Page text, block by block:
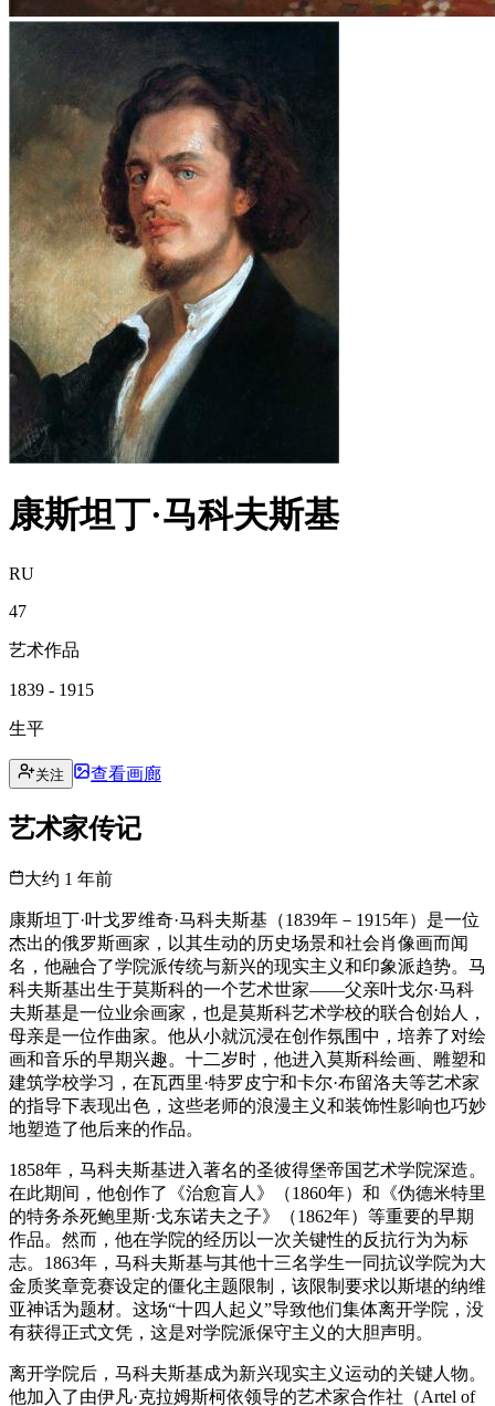
康斯坦丁·马科夫斯基
RU
47
艺术作品
1839 - 1915
生平
关注 查看画廊
艺术家传记
大约 1 年前
康斯坦丁·叶戈罗维奇·马科夫斯基（1839年－1915年）是一位
杰出的俄罗斯画家，以其生动的历史场景和社会肖像画而闻
名，他融合了学院派传统与新兴的现实主义和印象派趋势。马
科夫斯基出生于莫斯科的一个艺术世家——父亲叶戈尔·马科
夫斯基是一位业余画家，也是莫斯科艺术学校的联合创始人，
母亲是一位作曲家。他从小就沉浸在创作氛围中，培养了对绘
画和音乐的早期兴趣。十二岁时，他进入莫斯科绘画、雕塑和
建筑学校学习，在瓦西里·特罗皮宁和卡尔·布留洛夫等艺术家
的指导下表现出色，这些老师的浪漫主义和装饰性影响也巧妙
地塑造了他后来的作品。
1858年，马科夫斯基进入著名的圣彼得堡帝国艺术学院深造。
在此期间，他创作了《治愈盲人》（1860年）和《伪德米特里
的特务杀死鲍里斯·戈东诺夫之子》（1862年）等重要的早期
作品。然而，他在学院的经历以一次关键性的反抗行为为标
志。1863年，马科夫斯基与其他十三名学生一同抗议学院为大
金质奖章竞赛设定的僵化主题限制，该限制要求以斯堪的纳维
亚神话为题材。这场“十四人起义”导致他们集体离开学院，没
有获得正式文凭，这是对学院派保守主义的大胆声明。
离开学院后，马科夫斯基成为新兴现实主义运动的关键人物。
他加入了由伊凡·克拉姆斯柯依领导的艺术家合作社（Artel of